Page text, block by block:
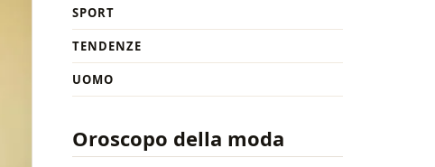
SPORT
TENDENZE
UOMO
Oroscopo della moda